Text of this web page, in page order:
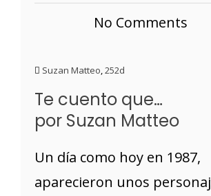
No Comments
Suzan Matteo,252d
Te cuento que…
por Suzan Matteo
Un día como hoy en 1987,
aparecieron unos